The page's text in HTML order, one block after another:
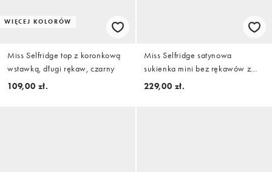
WIĘCEJ KOLORÓW
Miss Selfridge top z koronkową
wstawką, długi rękaw, czarny
109,00 zł.
Miss Selfridge satynowa
sukienka mini bez rękawów z
koronkowym wykończeniem w
229,00 zł.